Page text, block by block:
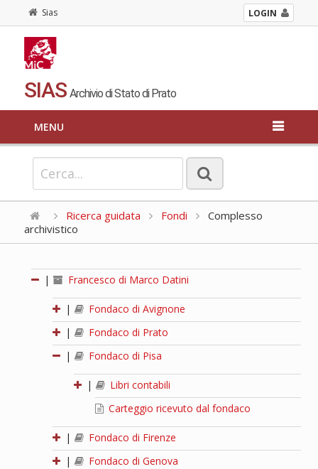
Sias LOGIN
SIAS Archivio di Stato di Prato
MENU
Ricerca guidata Fondi
Complesso
archivistico
| Francesco di Marco Datini
|
Fondaco di Avignone
|
Fondaco di Prato
|
Fondaco di Pisa
|
Libri contabili
Carteggio ricevuto dal fondaco
|
Fondaco di Firenze
|
Fondaco di Genova